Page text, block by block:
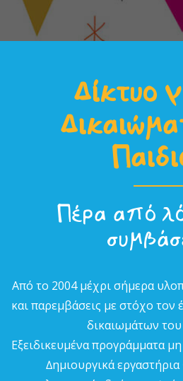
Δίκτυο
Πέρα από
Από το 2004 µέχρι σήµερα
και παρεµβάσεις µε στόχο
δικαιωµάτων του
Εξειδικευµένα προγράµµατα
∆ηµιουργικά εργαστήρια